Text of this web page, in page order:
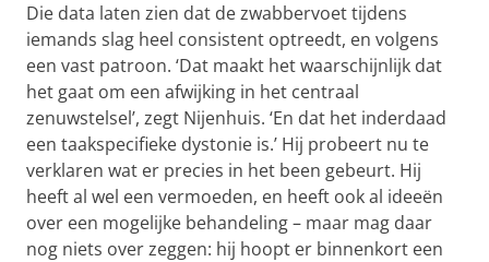
Die data laten zien dat de zwabbervoet tijdens
iemands slag heel consistent optreedt, en volgens
een vast patroon. ‘Dat maakt het waarschijnlijk dat
het gaat om een afwijking in het centraal
zenuwstelsel’, zegt Nijenhuis. ‘En dat het inderdaad
een taakspecifieke dystonie is.’ Hij probeert nu te
verklaren wat er precies in het been gebeurt. Hij
heeft al wel een vermoeden, en heeft ook al ideeën
over een mogelijke behandeling – maar mag daar
nog niets over zeggen: hij hoopt er binnenkort een